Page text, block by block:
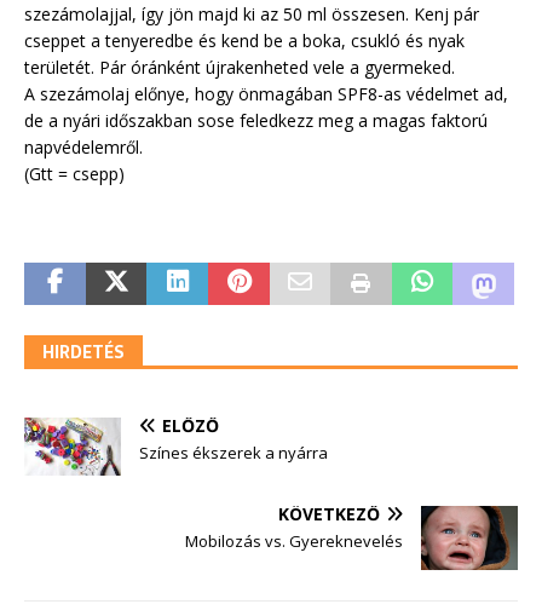
szezámolajjal, így jön majd ki az 50 ml összesen. Kenj pár
cseppet a tenyeredbe és kend be a boka, csukló és nyak
területét. Pár óránként újrakenheted vele a gyermeked.
A szezámolaj előnye, hogy önmagában SPF8-as védelmet ad,
de a nyári időszakban sose feledkezz meg a magas faktorú
napvédelemről.
(Gtt = csepp)
HIRDETÉS
ELŐZŐ
Színes ékszerek a nyárra
KÖVETKEZŐ
Mobilozás vs. Gyereknevelés